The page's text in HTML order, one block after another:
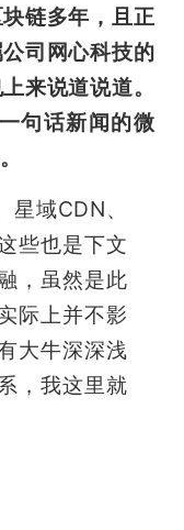
链多年，且正
司网心科技的
来说道说道。
句话新闻的微
域CDN、
些也是下文
，虽然是此
际上并不影
大牛深深浅
，我这里就